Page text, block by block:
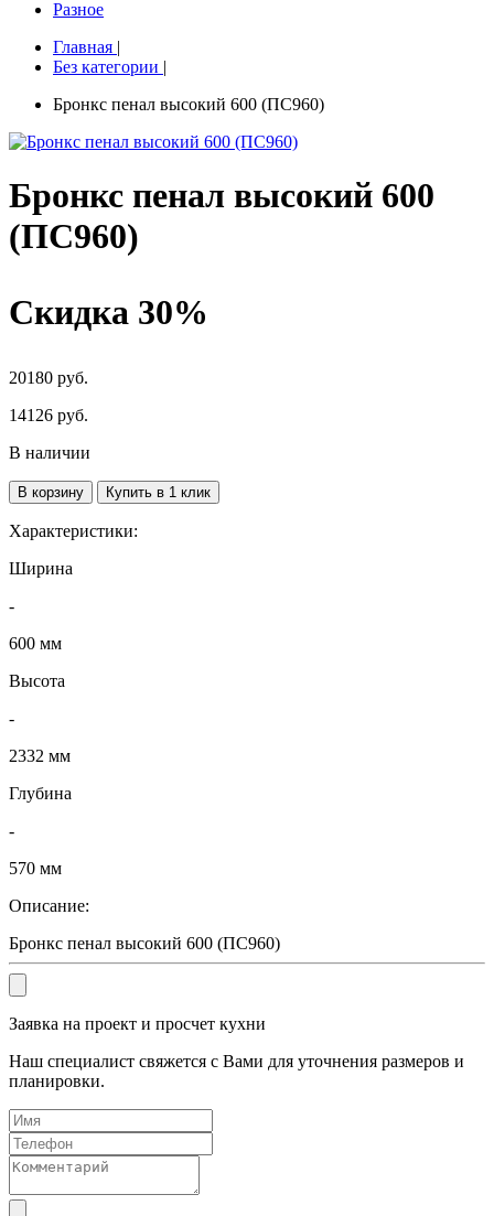
Разное
Главная |
Без категории |
Бронкс пенал высокий 600 (ПС960)
Бронкс пенал высокий 600
(ПС960)
Скидка 30%
20180 руб.
14126 руб.
В наличии
В корзину Купить в 1 клик
Характеристики:
Ширина
-
600 мм
Высота
-
2332 мм
Глубина
-
570 мм
Описание:
Бронкс пенал высокий 600 (ПС960)
Заявка на проект и просчет кухни
Наш специалист свяжется с Вами для уточнения размеров и
планировки.